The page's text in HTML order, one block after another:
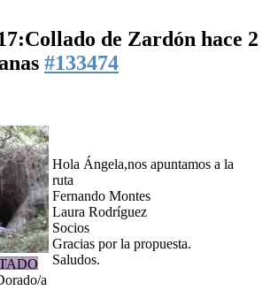
de Zardón hace 2
#133474
a
Hola Ángela,nos apuntamos a la
ruta
Fernando Montes
Laura Rodríguez
Socios
Gracias por la propuesta.
Saludos.